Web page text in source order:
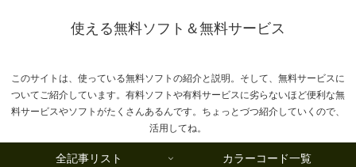
使える無料ソフト＆無料サービス
このサイトは、使っている無料ソフトの紹介と説明。そして、無料サービスに
ついてご紹介しています。有料ソフトや有料サービスに劣らないほど便利な無
料サービスやソフトがたくさんあるんです。ちょっとづつ紹介していくので、
活用してね。
全記事リスト カラーコード一覧